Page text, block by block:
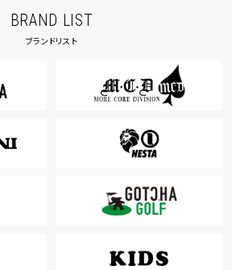
BRAND LIST
ブランドリスト